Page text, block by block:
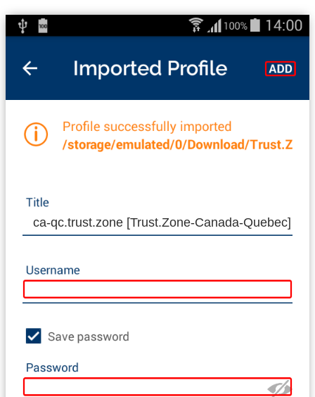
ca-qc.trust.zone [Trust.Zone-Canada-Quebec]